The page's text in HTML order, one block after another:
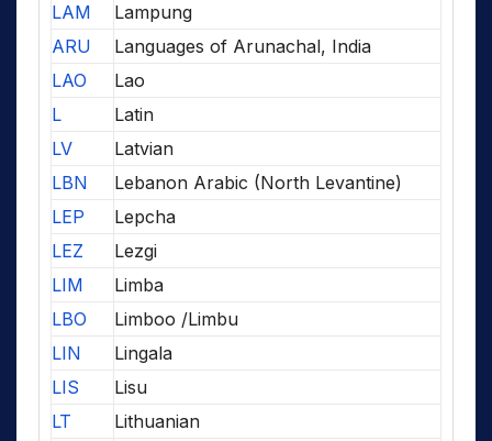
LAM
Lampung
ARU
Languages of Arunachal, India
LAO
Lao
L
Latin
LV
Latvian
LBN
Lebanon Arabic (North Levantine)
LEP
Lepcha
LEZ
Lezgi
LIM
Limba
LBO
Limboo /Limbu
LIN
Lingala
LIS
Lisu
LT
Lithuanian